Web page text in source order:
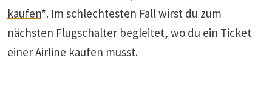
kaufen*. Im schlechtesten Fall wirst du zum
nächsten Flugschalter begleitet, wo du ein Ticket
einer Airline kaufen musst.